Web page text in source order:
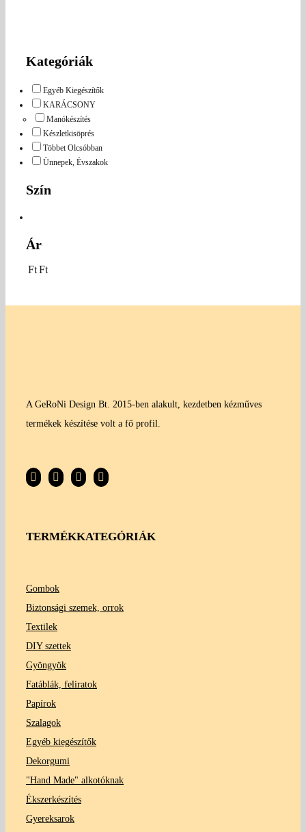
Kategóriák
Egyéb Kiegészítők
KARÁCSONY
Manókészítés
Készletkisöprés
Többet Olcsóbban
Ünnepek, Évszakok
Szín
Ár
FtFt
A GeRoNi Design Bt. 2015-ben alakult, kezdetben kézműves
termékek készítése volt a fő profil.
TERMÉKKATEGÓRIÁK
Gombok
Biztonsági szemek, orrok
Textilek
DIY szettek
Gyöngyök
Fatáblák, feliratok
Papírok
Szalagok
Egyéb kiegészítők
Dekorgumi
"Hand Made" alkotóknak
Ékszerkészítés
Gyereksarok